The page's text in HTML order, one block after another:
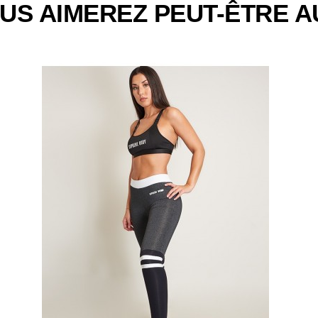
AIMEREZ PEUT-ÊTRE